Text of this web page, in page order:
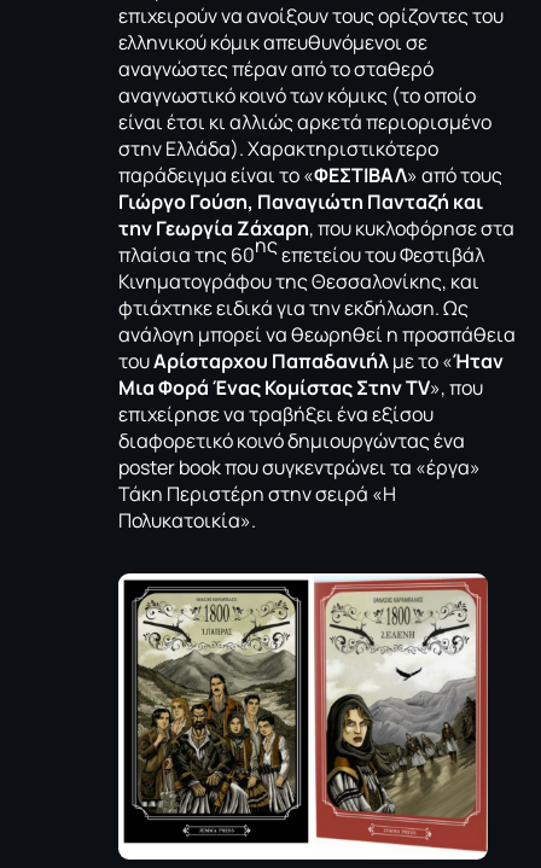
επιχειρούν να ανοίξουν τους ορίζοντες του
ελληνικού κόμικ απευθυνόμενοι σε
αναγνώστες πέραν από το σταθερό
αναγνωστικό κοινό των κόμικς (το οποίο
είναι έτσι κι αλλιώς αρκετά περιορισμένο
στην Ελλάδα). Χαρακτηριστικότερο
παράδειγμα είναι το «ΦΕΣΤΙΒΑΛ» από τους
Γιώργο Γούση, Παναγιώτη Πανταζή και
την Γεωργία Ζάχαρη, που κυκλοφόρησε στα
πλαίσια της 60ηςεπετείου του Φεστιβάλ
Κινηματογράφου της Θεσσαλονίκης, και
φτιάχτηκε ειδικά για την εκδήλωση. Ως
ανάλογη μπορεί να θεωρηθεί η προσπάθεια
τουΑρίσταρχου Παπαδανιήλμε το «Ήταν
Μια Φορά Ένας Κομίστας Στην TV», που
επιχείρησε να τραβήξει ένα εξίσου
διαφορετικό κοινό δημιουργώντας ένα
poster book που συγκεντρώνει τα «έργα»
Τάκη Περιστέρη στην σειρά «Η
Πολυκατοικία».